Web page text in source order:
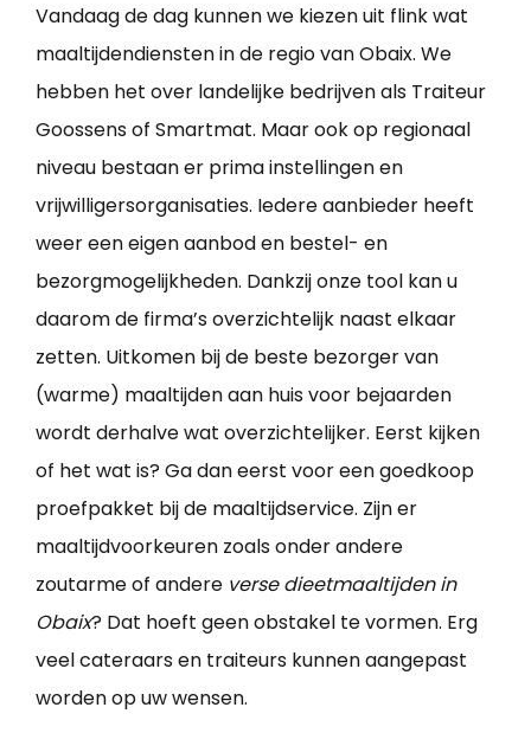
Vandaag de dag kunnen we kiezen uit flink wat
maaltijdendiensten in de regio van Obaix. We
hebben het over landelijke bedrijven als Traiteur
Goossens of Smartmat. Maar ook op regionaal
niveau bestaan er prima instellingen en
vrijwilligersorganisaties. Iedere aanbieder heeft
weer een eigen aanbod en bestel- en
bezorgmogelijkheden. Dankzij onze tool kan u
daarom de firma’s overzichtelijk naast elkaar
zetten. Uitkomen bij de beste bezorger van
(warme) maaltijden aan huis voor bejaarden
wordt derhalve wat overzichtelijker. Eerst kijken
of het wat is? Ga dan eerst voor een goedkoop
proefpakket bij de maaltijdservice. Zijn er
maaltijdvoorkeuren zoals onder andere
zoutarme of andere verse dieetmaaltijden in
Obaix? Dat hoeft geen obstakel te vormen. Erg
veel cateraars en traiteurs kunnen aangepast
worden op uw wensen.